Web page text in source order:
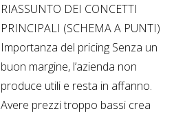
RIASSUNTO DEI CONCETTI
PRINCIPALI (SCHEMA A PUNTI)
Importanza del pricing Senza un
buon margine, l’azienda non
produce utili e resta in affanno.
Avere prezzi troppo bassi crea